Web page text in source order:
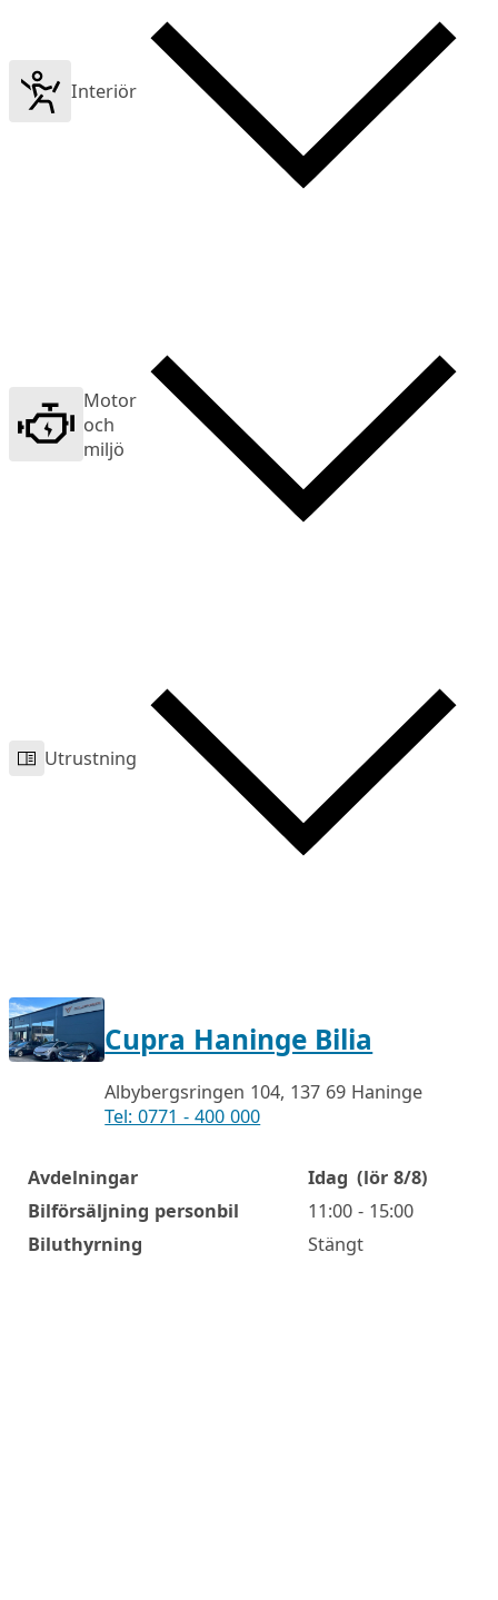
Interiör
Motor
och
miljö
Utrustning
Cupra Haninge Bilia
Albybergsringen 104, 137 69 Haninge
Tel: 0771 - 400 000
Öppettider
Avdelningar Idag (lör 8/8)
Bilförsäljning personbil
11:00 - 15:00
Biluthyrning
Stängt